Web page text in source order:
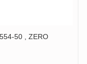
50 , ZERO